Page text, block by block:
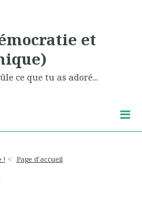
et
ce que tu as adoré...
!
Page d'accueil